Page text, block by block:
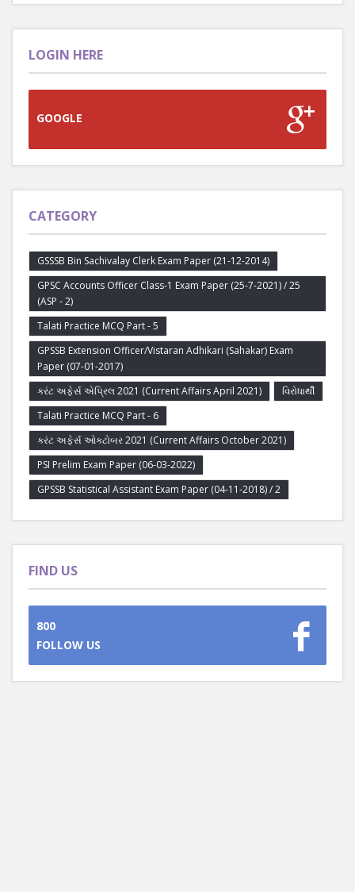
LOGIN HERE
GOOGLE
CATEGORY
GSSSB Bin Sachivalay Clerk Exam Paper (21-12-2014)
GPSC Accounts Officer Class-1 Exam Paper (25-7-2021) / 25
(ASP - 2)
Talati Practice MCQ Part - 5
GPSSB Extension Officer/Vistaran Adhikari (Sahakar) Exam
Paper (07-01-2017)
કરંટ અફેર્સ એપ્રિલ 2021 (Current Affairs April 2021)
વિરોધાર્થી
Talati Practice MCQ Part - 6
કરંટ અફેર્સ ઓક્ટોબર 2021 (Current Affairs October 2021)
PSI Prelim Exam Paper (06-03-2022)
GPSSB Statistical Assistant Exam Paper (04-11-2018) / 2
FIND US
800
FOLLOW US